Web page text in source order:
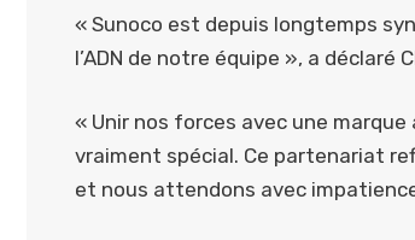
« Sunoco est depuis longtemps
l’ADN de notre équipe », a déclaré
« Unir nos forces avec une
vraiment spécial. Ce partenariat
et nous attendons avec